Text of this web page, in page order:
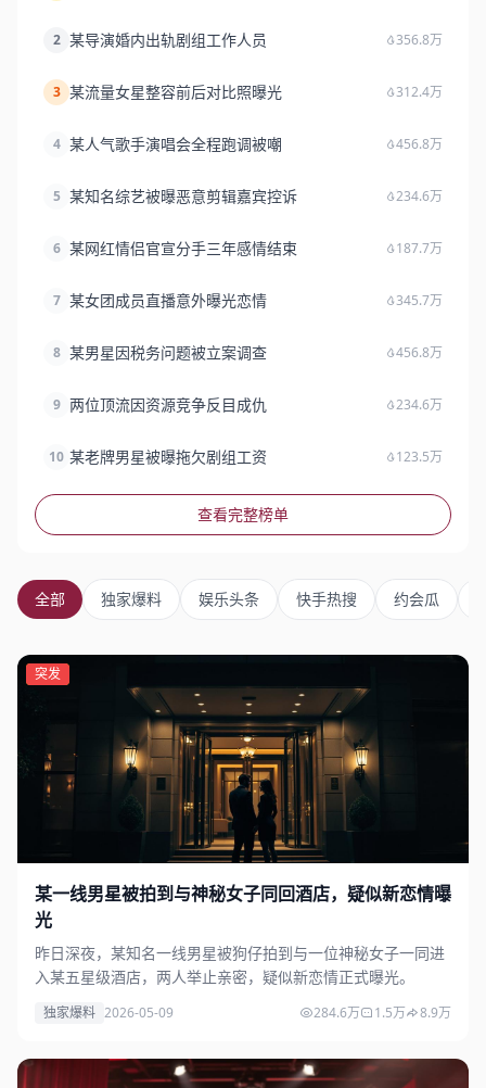
2 某导演婚内出轨剧组工作人员 356.8万
3 某流量女星整容前后对比照曝光 312.4万
4 某人气歌手演唱会全程跑调被嘲 456.8万
5 某知名综艺被曝恶意剪辑嘉宾控诉 234.6万
6 某网红情侣官宣分手三年感情结束 187.7万
7 某女团成员直播意外曝光恋情 345.7万
8 某男星因税务问题被立案调查 456.8万
9 两位顶流因资源竞争反目成仇 234.6万
10 某老牌男星被曝拖欠剧组工资 123.5万
查看完整榜单
全部 独家爆料 娱乐头条 快手热搜 约会瓜
独家
突发
某一线男星被拍到与神秘女子同回酒店，疑似新恋情曝
光
昨日深夜，某知名一线男星被狗仔拍到与一位神秘女子一同进
入某五星级酒店，两人举止亲密，疑似新恋情正式曝光。
独家爆料 2026-05-09 284.6万 1.5万 8.9万